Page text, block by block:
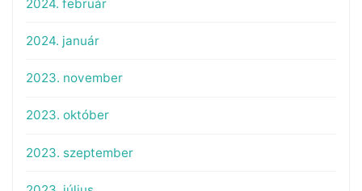
2024. február
2024. január
2023. november
2023. október
2023. szeptember